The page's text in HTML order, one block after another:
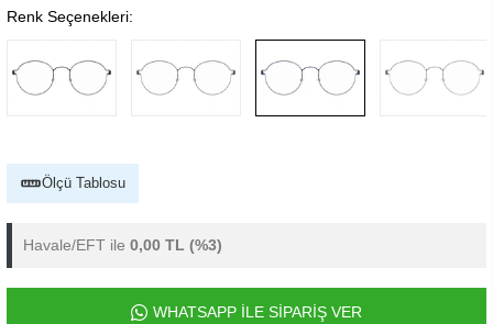
Renk Seçenekleri:
Ölçü Tablosu
Havale/EFT ile 0,00 TL (%3)
WHATSAPP İLE SİPARİŞ VER